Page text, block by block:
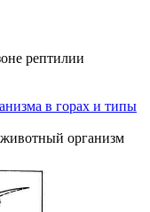
рептилии
в горах и типы
организм